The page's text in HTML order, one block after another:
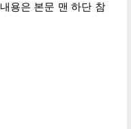
용은 본문 맨 하단 참